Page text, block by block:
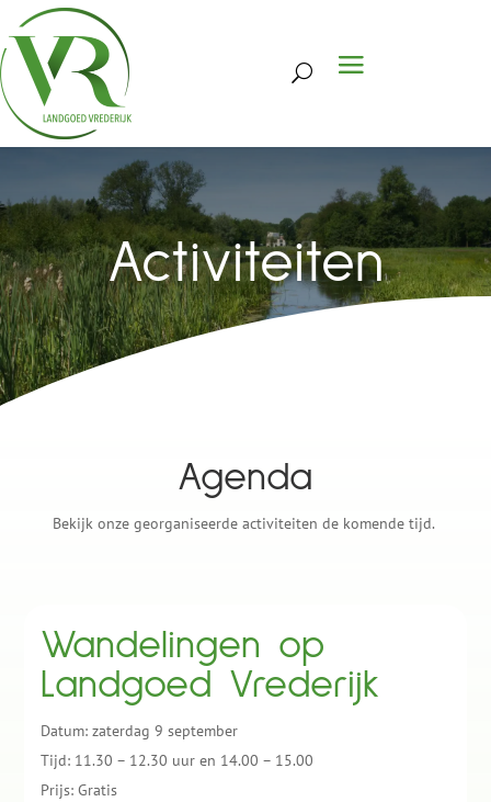
Activiteiten
Agenda
Bekijk onze georganiseerde activiteiten de komende tijd.
Wandelingen op
Landgoed Vrederijk
Datum: zaterdag 9 september
Tijd: 11.30 – 12.30 uur en 14.00 – 15.00
Prijs: Gratis